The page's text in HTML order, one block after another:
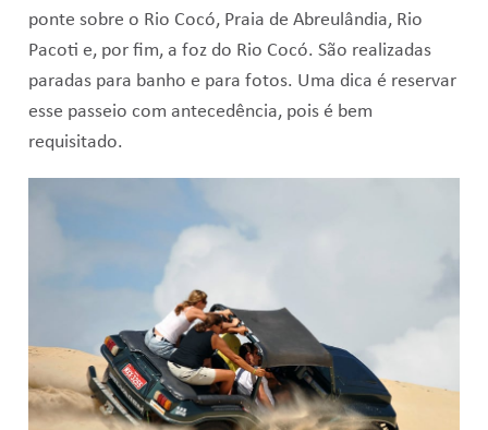
ponte sobre o Rio Cocó, Praia de Abreulândia, Rio
Pacoti e, por fim, a foz do Rio Cocó. São realizadas
paradas para banho e para fotos. Uma dica é reservar
esse passeio com antecedência, pois é bem
requisitado.